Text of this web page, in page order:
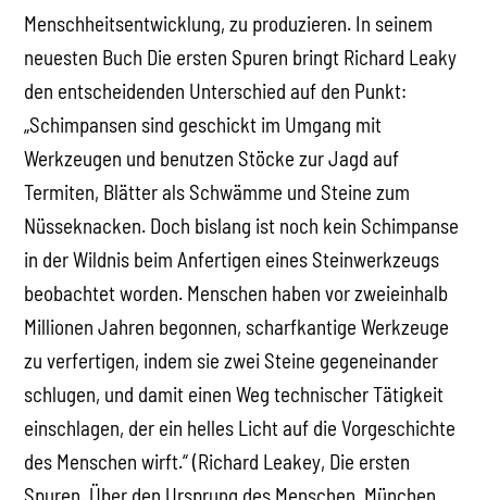
Menschheitsentwicklung, zu produzieren. In seinem
neuesten Buch Die ersten Spuren bringt Richard Leaky
den entscheidenden Unterschied auf den Punkt:
„Schimpansen sind geschickt im Umgang mit
Werkzeugen und benutzen Stöcke zur Jagd auf
Termiten, Blätter als Schwämme und Steine zum
Nüsseknacken. Doch bislang ist noch kein Schimpanse
in der Wildnis beim Anfertigen eines Steinwerkzeugs
beobachtet worden. Menschen haben vor zweieinhalb
Millionen Jahren begonnen, scharfkantige Werkzeuge
zu verfertigen, indem sie zwei Steine gegeneinander
schlugen, und damit einen Weg technischer Tätigkeit
einschlagen, der ein helles Licht auf die Vorgeschichte
des Menschen wirft.“ (Richard Leakey, Die ersten
Spuren. Über den Ursprung des Menschen, München